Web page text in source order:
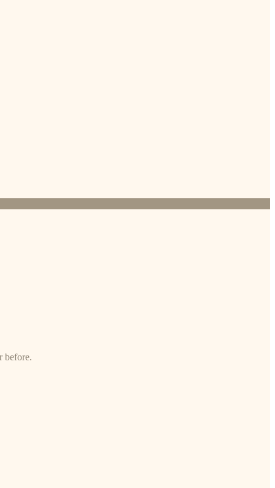
before.